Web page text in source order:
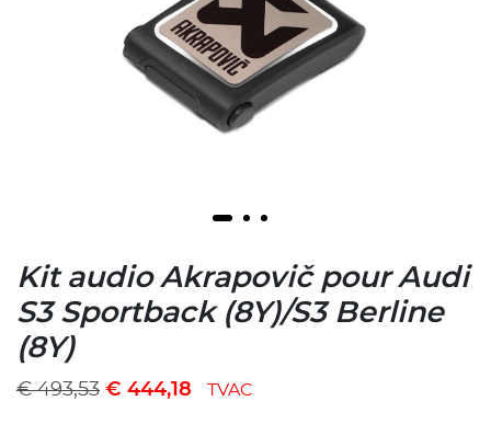
Kit audio Akrapovič pour Audi
S3 Sportback (8Y)/S3 Berline
(8Y)
€493,53 € 444,18 TVAC